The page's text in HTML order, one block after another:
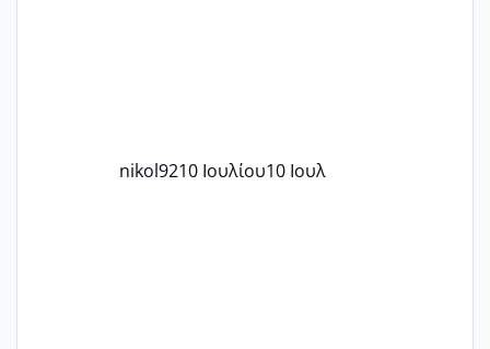
nikol9210 Ιουλίου10 Ιουλ